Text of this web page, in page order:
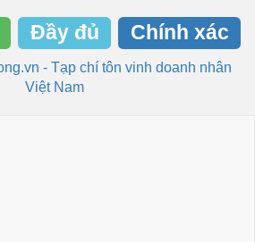
Đầy đủ Chính xác
- Tạp chí tôn vinh doanh nhân
Việt Nam